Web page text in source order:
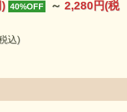
40%OFF ～ 2,280円(税
込)